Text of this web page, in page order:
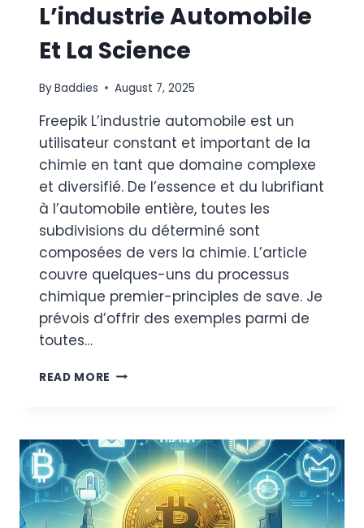
L’industrie Automobile
Et La Science
ByBaddies August 7, 2025
Freepik L’industrie automobile est un
utilisateur constant et important de la
chimie en tant que domaine complexe
et diversifié. De l’essence et du lubrifiant
à l’automobile entière, toutes les
subdivisions du déterminé sont
composées de vers la chimie. L’article
couvre quelques-uns du processus
chimique premier-principles de save. Je
prévois d’offrir des exemples parmi de
toutes…
READ MORE LA
L’INDUSTRIE
AUTOMOBILE
ET
LA
SCIENCE